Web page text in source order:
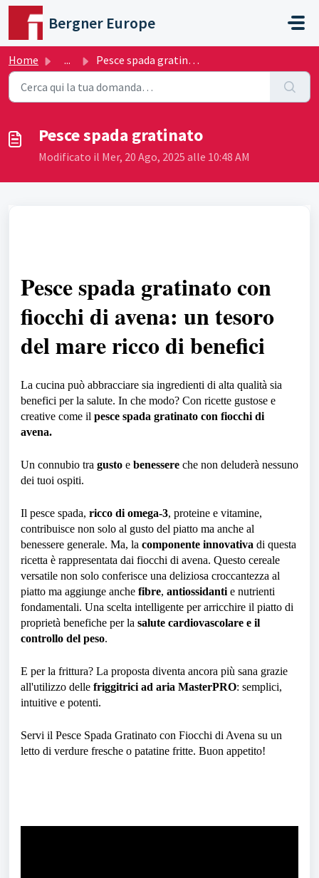
Salta al contenuto principale
Bergner Europe
Home ... Pesce spada gratinato
Pesce spada gratinato
Modificato il Mer, 20 Ago, 2025 alle 10:48 AM
Pesce spada gratinato con
fiocchi di avena: un tesoro
del mare ricco di benefici
La cucina può abbracciare sia ingredienti di alta qualità sia
benefici per la salute. In che modo? Con ricette gustose e
creative come il pesce spada gratinato con fiocchi di
avena.
Un connubio tra gusto e benessere che non deluderà nessuno
dei tuoi ospiti.
Il pesce spada, ricco di omega-3, proteine e vitamine,
contribuisce non solo al gusto del piatto ma anche al
benessere generale. Ma, la componente innovativa di questa
ricetta è rappresentata dai fiocchi di avena. Questo cereale
versatile non solo conferisce una deliziosa croccantezza al
piatto ma aggiunge anche fibre, antiossidanti e nutrienti
fondamentali. Una scelta intelligente per arricchire il piatto di
proprietà benefiche per la salute cardiovascolare e il
controllo del peso.
E per la frittura? La proposta diventa ancora più sana grazie
all'utilizzo delle friggitrici ad aria MasterPRO: semplici,
intuitive e potenti.
Servi il Pesce Spada Gratinato con Fiocchi di Avena su un
letto di verdure fresche o patatine fritte. Buon appetito!